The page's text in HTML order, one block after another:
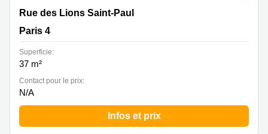
Rue des Lions Saint-Paul 11, Paris 4
Rue des Lions Saint-Paul
Paris 4
Superficie:
37 m²
Contact pour le prix:
N/A
Infos et prix